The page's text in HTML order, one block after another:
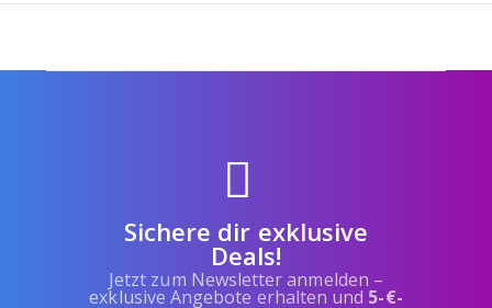
Sichere dir exklusive
Deals!
Jetzt zum Newsletter anmelden –
exklusive Angebote erhalten und 5-€-